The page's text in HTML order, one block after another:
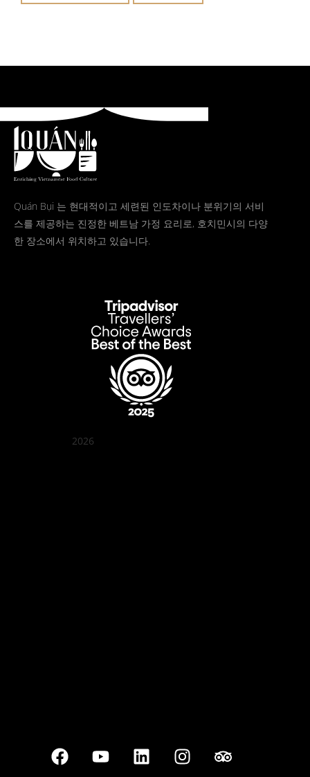
Quán Bụi 는 현대적이고 세련된 인도차이나 분위기의 서비
스를 제공하는 진정한 베트남 가정 요리로, 호치민시의 다양
한 장소에서 위치하고 있습니다.
2026